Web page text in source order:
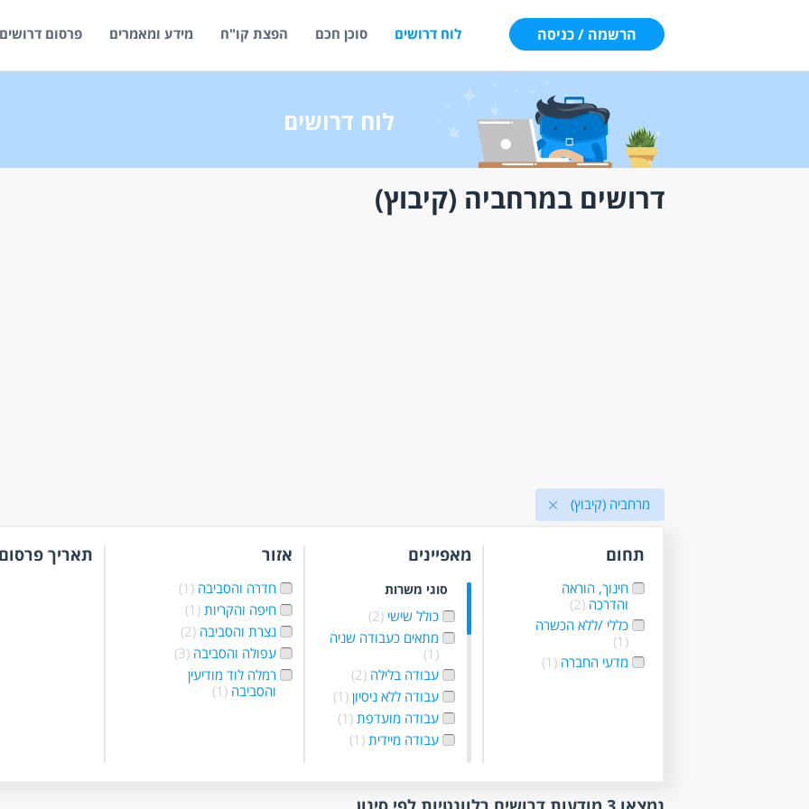
הרשמה / כניסה לוח דרושים סוכן חכם הפצת קו"ח מידע ומאמרים פרסום דרושים
לוח דרושים
דרושים במרחביה (קיבוץ)
מרחביה (קיבוץ)
תחום
חינוך, הוראה
והדרכה (2)
כללי /ללא הכשרה
(1)
מדעי החברה (1)
מאפיינים
סוגי משרות
כולל שישי (2)
מתאים כעבודה שניה
(1)
עבודה בלילה (2)
עבודה ללא ניסיון (1)
עבודה מועדפת (1)
עבודה מיידית (1)
משרה חלקית(2)
אזור
חדרה והסביבה (1)
חיפה והקריות (1)
נצרת והסביבה (2)
עפולה והסביבה (3)
רמלה לוד מודיעין
והסביבה (1)
תאריך פרסום